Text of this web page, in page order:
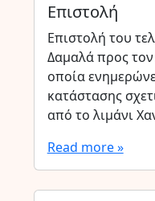
Επιστολή
Επιστολή του
Δαμαλά προς
οποία
κατάστασης
από το λιμάνι
Read more »